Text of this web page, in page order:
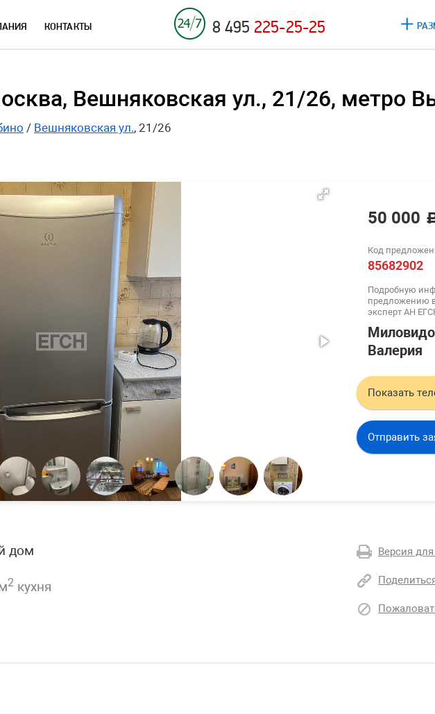
КОНТАКТЫ 8 495 225-25-25
Вешняковская ул., 21/26, метро
/ Вешняковская ул., 21/26
50 000
614 $
531 €
Код
85682902
Подробную
предложению
эксперт АН
Валерия
Показать
Отправить
дом
2 кухня
Версия